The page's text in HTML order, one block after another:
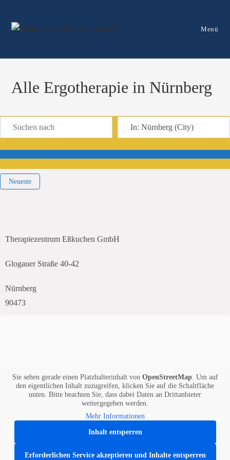
Menü
Alle Ergotherapie in Nürnberg
Suchen nach In der Nähe
Suchen
Neueste
Therapiezentrum Eßkuchen GmbH
Glogauer Straße 40-42
Nürnberg
90473
Sie sehen gerade einen Platzhalterinhalt von OpenStreetMap. Um auf
den eigentlichen Inhalt zuzugreifen, klicken Sie auf die Schaltfläche
unten. Bitte beachten Sie, dass dabei Daten an Drittanbieter
weitergegeben werden.
Mehr Informationen
Inhalt entsperren
Erforderlichen Service akzeptieren und Inhalte entsperren